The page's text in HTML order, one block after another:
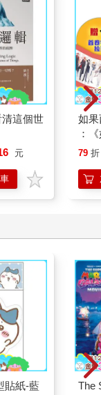
，身體卻根本無
上話。只聽見陳爸
，但這也是你自找
，為什麼反而要把
要應付客戶應付老
是不是上輩子欠
」眼看陳爸爸像
對著陳爸爸怒
就是個累贅。」他
己走，別帶上我這
中閃過一絲歉
係就不太親，他在
作狂，兩人一年講
至直到他投湖前，
前揮了揮手，把沉
這個世
元
如
：
喵
79 折
貼紙-藍
The